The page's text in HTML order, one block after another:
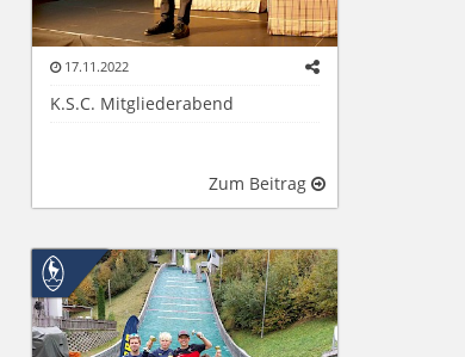
17.11.2022
K.S.C. Mitgliederabend
Zum Beitrag